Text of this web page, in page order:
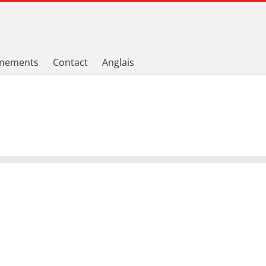
Contact Anglais